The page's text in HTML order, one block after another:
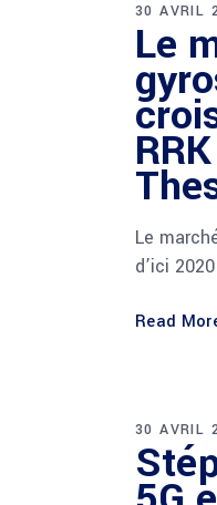
30 AVRIL
Le
Le
d’ici
Read
30 AVRIL